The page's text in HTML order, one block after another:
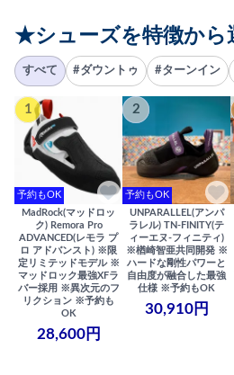
★シューズを特徴から
すべて #ダウントゥ #ターンイン
1
予約もOK
MadRock(マッドロッ
ク) Remora Pro
ADVANCED(レモラ プ
ロ アドバンスト) ※限
定リミテッドモデル ※
マッドロック最強XFラ
バー採用 ※異次元のフ
リクション ※予約も
OK
28,600円
2
予約もOK
UNPARALLEL(アンパ
ラレル) TN-FINITY(テ
ィーエヌ-フィニティ)
※楢崎智亜共同開発 ※
ハードな剛性パワーと
自由度が融合した最強
仕様 ※予約もOK
30,910円